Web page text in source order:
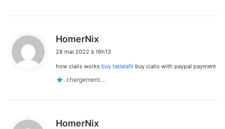
HomerNix
t
28 mai 2022 à 16h13
how cialis works buy tadalafil buy cialis with paypal payment
chargement…
HomerNix